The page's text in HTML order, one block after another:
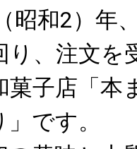
昭和2）年
り、注文を
菓子店「本
です。